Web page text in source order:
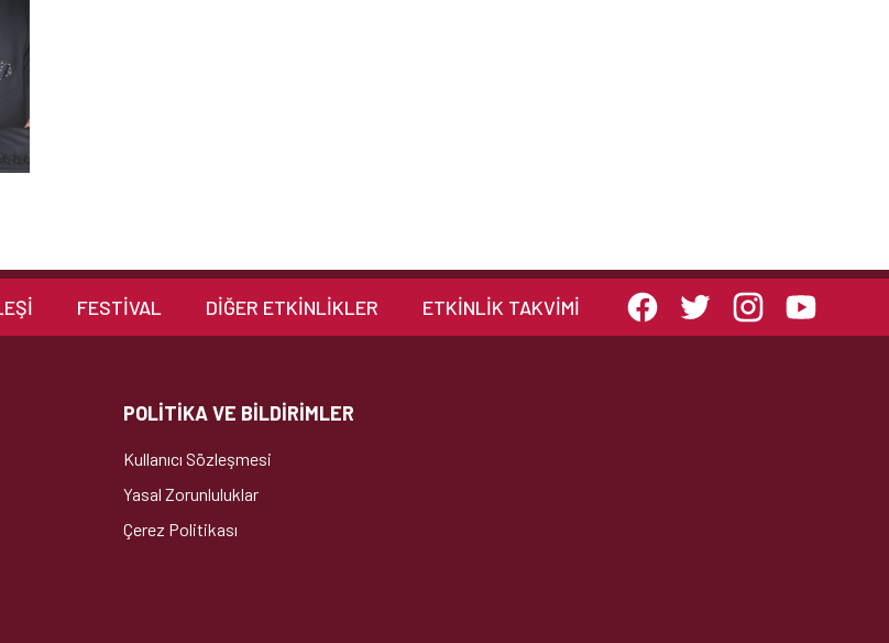
FESTİVAL DIĞER ETKINLIKLER ETKINLIK TAKVIMI
POLİTİKA VE BİLDİRİMLER
Kullanıcı Sözleşmesi
Yasal Zorunluluklar
Çerez Politikası